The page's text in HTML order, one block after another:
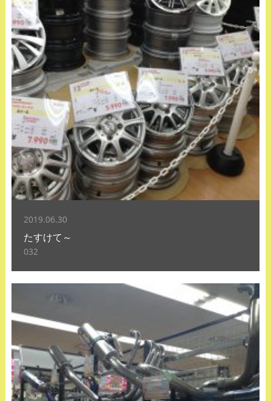
2019.06.30
たすけて～
032